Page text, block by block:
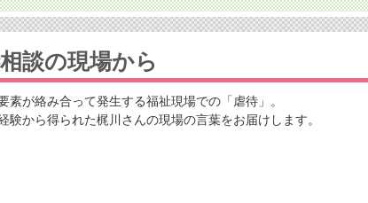
談の現場から
素が絡み合って発生する福祉現場での「虐待」。
験から得られた梶川さんの現場の言葉をお届けします。